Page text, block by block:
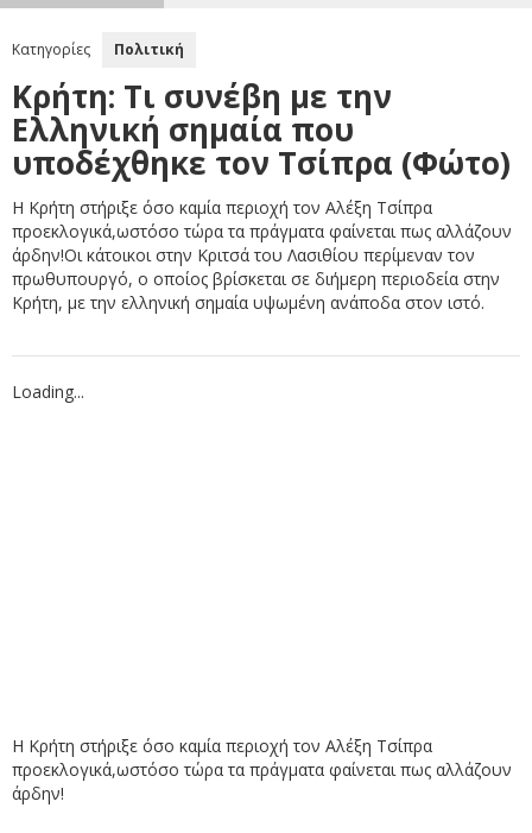
Κατηγορίες Πολιτική
Κρήτη: Τι συνέβη με την
Eλληνική σημαία που
υποδέχθηκε τον Τσίπρα (Φώτο)
Η Κρήτη στήριξε όσο καμία περιοχή τον Αλέξη Τσίπρα
προεκλογικά,ωστόσο τώρα τα πράγματα φαίνεται πως αλλάζουν
άρδην!Οι κάτοικοι στην Κριτσά του Λασιθίου περίμεναν τον
πρωθυπουργό, ο οποίος βρίσκεται σε διήμερη περιοδεία στην
Κρήτη, με την ελληνική σημαία υψωμένη ανάποδα στον ιστό.
Loading...
Η Κρήτη στήριξε όσο καμία περιοχή τον Αλέξη Τσίπρα
προεκλογικά,ωστόσο τώρα τα πράγματα φαίνεται πως αλλάζουν
άρδην!